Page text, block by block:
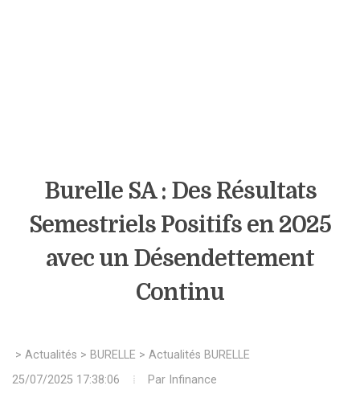
Burelle SA : Des Résultats
Semestriels Positifs en 2025
avec un Désendettement
Continu
> Actualités > BURELLE > Actualités BURELLE
25/07/2025 17:38:06
Par Infinance